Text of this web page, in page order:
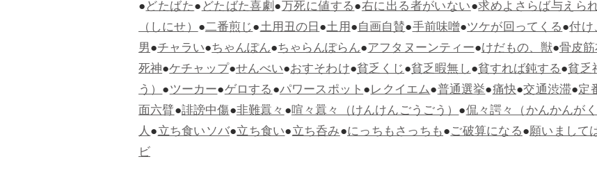
●どたばた●どたばた喜劇●万死に値する●右に出る者がいない●求めよさらば与えら
（しにせ）●二番煎じ●土用丑の日●土用●自画自賛●手前味噌●ツケが回ってくる●付
男●チャラい●ちゃんぽん●ちゃらんぽらん●アフタヌーンティー●けだもの、獣●骨皮
死神●ケチャップ●せんべい●おすそわけ●貧乏くじ●貧乏暇無し●貧すれば鈍する●貧乏
う）●ツーカー●ゲロする●パワースポット●レクイエム●普通選挙●痛快●交通渋滞●定
面六臂●誹謗中傷●非難囂々●喧々囂々（けんけんごうごう）●侃々諤々（かんかんが
人●立ち食いソバ●立ち食い●立ち呑み●にっちもさっちも●ご破算になる●願いまして
ビ